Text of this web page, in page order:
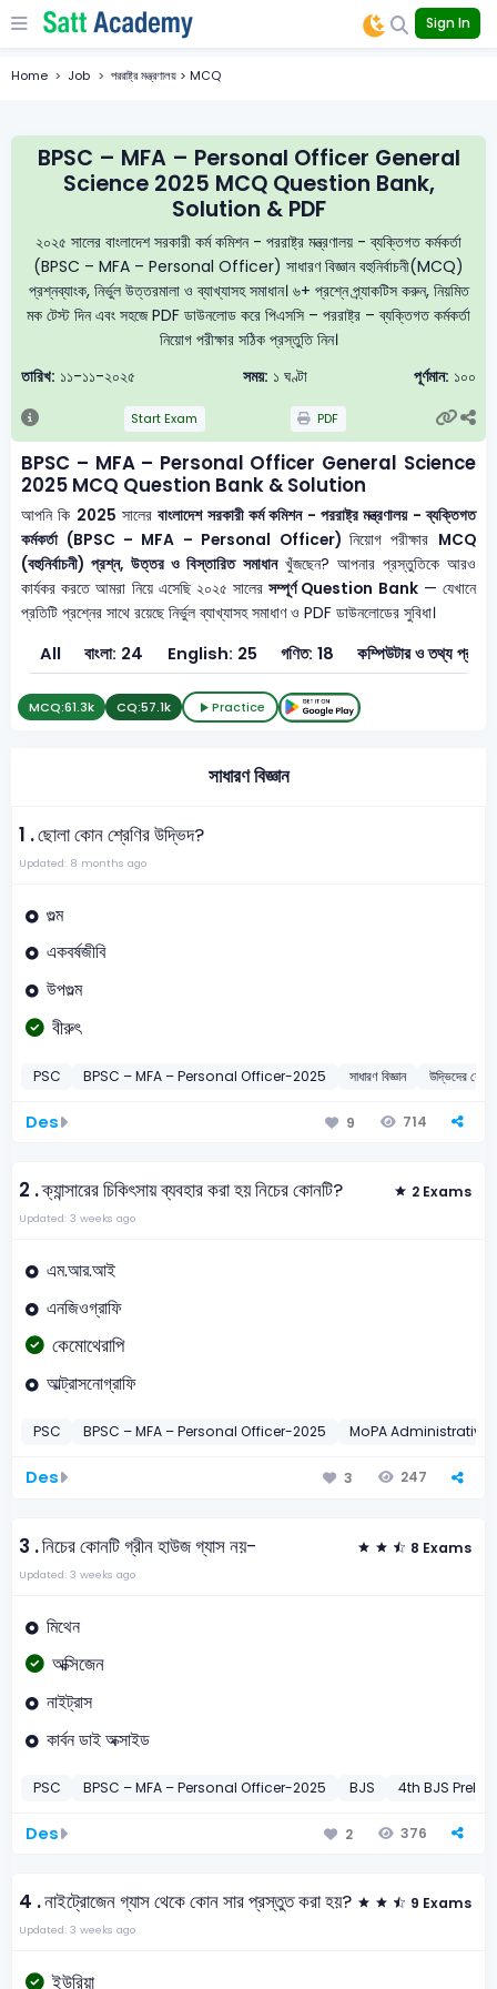
Sign In
Home Job পররাষ্ট্র মন্ত্রণালয় > MCQ
BPSC – MFA – Personal Officer General
Science 2025 MCQ Question Bank,
Solution & PDF
২০২৫ সালের বাংলাদেশ সরকারী কর্ম কমিশন - পররাষ্ট্র মন্ত্রণালয় - ব্যক্তিগত কর্মকর্তা
(BPSC – MFA – Personal Officer) সাধারণ বিজ্ঞান বহুনির্বাচনী(MCQ)
প্রশ্নব্যাংক, নির্ভুল উত্তরমালা ও ব্যাখ্যাসহ সমাধান। ৬+ প্রশ্নে প্র্যাকটিস করুন, নিয়মিত
মক টেস্ট দিন এবং সহজে PDF ডাউনলোড করে পিএসসি – পররাষ্ট্র – ব্যক্তিগত কর্মকর্তা
নিয়োগ পরীক্ষার সঠিক প্রস্তুতি নিন।
তারিখ: ১১-১১-২০২৫ সময়: ১ ঘণ্টা পূর্ণমান: ১০০
Start Exam PDF
BPSC – MFA – Personal Officer General Science
2025 MCQ Question Bank & Solution
আপনি কি 2025 সালেরবাংলাদেশ সরকারী কর্ম কমিশন - পররাষ্ট্র মন্ত্রণালয় - ব্যক্তিগত
কর্মকর্তা (BPSC – MFA – Personal Officer)নিয়োগ পরীক্ষার MCQ
(বহুনির্বাচনী) প্রশ্ন, উত্তর ও বিস্তারিত সমাধানখুঁজছেন? আপনার প্রস্তুতিকে আরও
কার্যকর করতে আমরা নিয়ে এসেছি ২০২৫ সালেরসম্পূর্ণ Question Bank— যেখানে
প্রতিটি প্রশ্নের সাথে রয়েছে নির্ভুল ব্যাখ্যাসহ সমাধাণ ও PDF ডাউনলোডের সুবিধা।
All বাংলা: 24 English: 25 গণিত: 18 কম্পিউটার
MCQ:61.3k CQ:57.1k Practice
সাধারণ বিজ্ঞান
1 .ছোলা কোন শ্রেণির উদ্ভিদ?
Updated: 8 months ago
গুল্ম
একবর্ষজীবি
উপগুল্ম
বীরুৎ
PSC BPSC – MFA – Personal Officer-2025 সাধারণ বিজ্ঞান উদ্ভিদের
Des 9 714
2 .ক্যান্সারের চিকিৎসায় ব্যবহার করা হয় নিচের কোনটি? 2 Exams
Updated: 3 weeks ago
এম.আর.আই
এনজিওগ্রাফি
কেমোথেরাপি
আল্ট্রাসনোগ্রাফি
PSC BPSC – MFA – Personal Officer-2025 MoPA Administrative
Des 3 247
3 .নিচের কোনটি গ্রীন হাউজ গ্যাস নয়- 8 Exams
Updated: 3 weeks ago
মিথেন
অক্সিজেন
নাইট্রাস
কার্বন ডাই অক্সাইড
PSC BPSC – MFA – Personal Officer-2025 BJS 4th BJS Preli-
Des 2 376
4 .নাইট্রোজেন গ্যাস থেকে কোন সার প্রস্তুত করা হয়? 9 Exams
Updated: 3 weeks ago
ইউরিয়া